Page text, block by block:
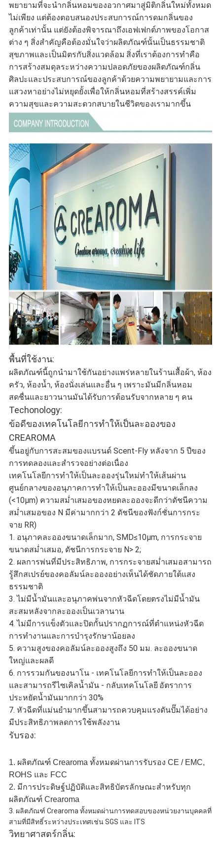
พยายามที่จะนำกลิ่นหอมของอวกาศมาสู่มิติกลิ่นใหม่ทั้งหมด
ไม่เพียง แต่ต้องตอบสนองประสบการณ์การดมกลิ่นของ
ลูกค้าเท่านั้น แต่ยังต้องพิจารณาถึงเอฟเฟกต์ภาพของโอกาส
ต่าง ๆ สิ่งสำคัญคือต้องมั่นใจว่าผลิตภัณฑ์นั้นเป็นธรรมชาติ
สุขภาพและเป็นมิตรกับสิ่งแวดล้อม สิ่งที่เราต้องการทำคือ
การสร้างสมดุลระหว่างความปลอดภัยของผลิตภัณฑ์กลิ่น
ศิลปะและประสบการณ์ของลูกค้าด้วยความพยายามและการ
แสวงหาอย่างไม่หยุดยั้งเพื่อให้กลิ่นหอมที่สร้างสรรค์เพิ่ม
ความสุขและความสะดวกสบายในชีวิตของเรามากขึ้น
พื้นที่ใช้งาน:
ผลิตภัณฑ์นี้ถูกนำมาใช้กันอย่างแพร่หลายในร้านเสื้อผ้า, ห้อง
ครัว, ห้องน้ำ, ห้องนั่งเล่นและอื่น ๆ เพราะมันมีกลิ่นหอม
สดชื่นและยาวนานมันได้รับการต้อนรับจากหลาย ๆ คน
Techonology:
ข้อดีของเทคโนโลยีการทำให้เป็นละอองของ
CREAROMA
ขึ้นอยู่กับการสะสมของแบรนด์ Scent-Fly หลังจาก 5 ปีของ
การทดลองและสำรวจอย่างต่อเนื่อง
เทคโนโลยีการทำให้เป็นละอองรุ่นใหม่ทำให้เส้นผ่าน
ศูนย์กลางของอนุภาคการทำให้เป็นละอองมีขนาดเล็กลง
(<10μm) ความสม่ำเสมอของหยดละอองจะดีกว่าดัชนีความ
สม่ำเสมอของ N มีค่ามากกว่า 2 ดัชนีของฟังก์ชั่นการกระ
จาย RR)
1. อนุภาคละอองขนาดเล็กมาก, SMD≤10μm, การกระจาย
ขนาดสม่ำเสมอ, ดัชนีการกระจาย N> 2;
2. ผลการพ่นที่มีประสิทธิภาพ, การกระจายสม่ำเสมอสามารถ
รู้สึกสเปรย์ของคอลัมน์ละอองอย่างเห็นได้ชัดภายใต้แสง
ธรรมชาติ
3. ไม่มีน้ำมันและอนุภาคพ่นจากหัวฉีดโดยตรงไม่มีน้ำมัน
สะสมหลังจากละอองเป็นเวลานาน
4. ไม่มีการแข็งตัวและปิดกั้นปรากฏการณ์ที่ตำแหน่งหัวฉีด
การทำงานและการบำรุงรักษาน้อยลง
5. ความสูงของคอลัมน์ละอองสูงถึง 50 มม. ละอองขนาด
ใหญ่และผลดี
6. การรวมกันของนาโน - เทคโนโลยีการทำให้เป็นละออง
และสามารถรีไซเคิลน้ำมัน - กลับเทคโนโลยี อัตราการ
ประหยัดน้ำมันมากกว่า 30%
7. หัวฉีดที่แม่นยำมากขึ้นสามารถควบคุมแรงดันปั๊มได้อย่าง
มีประสิทธิภาพลดการใช้พลังงาน
รับรอง:
1. ผลิตภัณฑ์ Crearoma ทั้งหมดผ่านการรับรอง CE / EMC,
ROHS และ FCC
2. มีการประดิษฐ์ปฏิบัติและสิทธิบัตรลักษณะสำหรับทุก
ผลิตภัณฑ์ Crearoma
3. ผลิตภัณฑ์ Crearoma ทั้งหมดผ่านการทดสอบของหน่วยงานบุคคลที่
สามที่มีสิทธิ์ระหว่างประเทศเช่น SGS และ ITS
วิทยาศาสตร์กลิ่น: